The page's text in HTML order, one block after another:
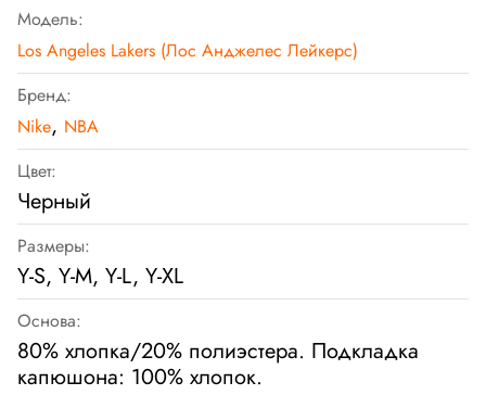
Модель:
Los Angeles Lakers (Лос Анджелес Лейкерс)
Бренд:
Nike, NBA
Цвет:
Черный
Размеры:
Y-S, Y-M, Y-L, Y-XL
Основа:
80% хлопка/20% полиэстера. Подкладка
капюшона: 100% хлопок.